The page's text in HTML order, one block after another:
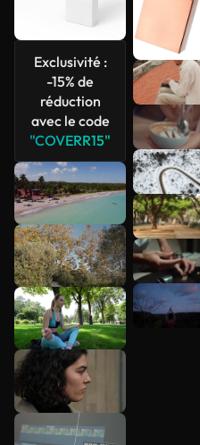
Exclusivité :
-15% de
réduction
avec le code
"COVERR15"